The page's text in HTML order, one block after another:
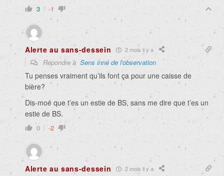
3 -1
Alerte au sans-dessein 2 mois il y a
Répondre à Sens inné de l'observation
Tu penses vraiment qu’ils font ça pour une caisse de
bière?
Dis-moé que t’es un estie de BS, sans me dire que t’es un
estie de BS.
0 -2
Alerte au sans-dessein 2 mois il y a